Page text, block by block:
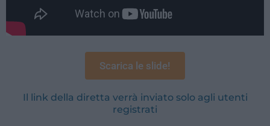
Scarica le slide!
Il link della diretta verrà inviato solo agli utenti
registrati